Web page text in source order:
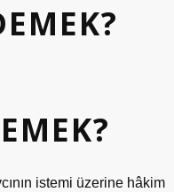
istemi üzerine hâkim